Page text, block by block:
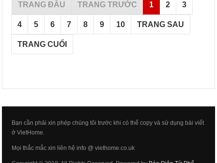
TRANG ĐẦU TRANG TRƯỚC 1 2 3
4 5 6 7 8 9 10 TRANG SAU
TRANG CUỐI
Bạn cần phải xin phép chúng tôi trước khi có thể copy và sử dụng bài viết
ở VietHome.
Mọi thắc mắc xin liên hệ info @ viethome.co.uk